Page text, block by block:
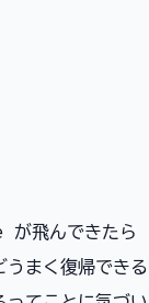
が飛んできた
うまく復帰でき